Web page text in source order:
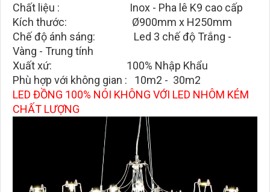
Chất liệu : Inox - Pha lê K9 cao cấp
Kích thước: Ø900mm x H250mm
Chế độ ánh sáng: Led 3 chế độ Trắng -
Vàng - Trung tính
Xuất xứ: 100% Nhập Khẩu
Phù hợp với không gian : 10m2 - 30m2
LED ĐỒNG 100% NÓI KHÔNG VỚI LED NHÔM KÉM
CHẤT LƯỢNG